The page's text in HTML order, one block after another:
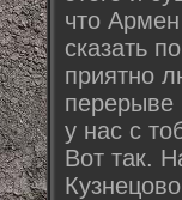
что
сказать
приятно
перерыве
у нас с
Вот так.